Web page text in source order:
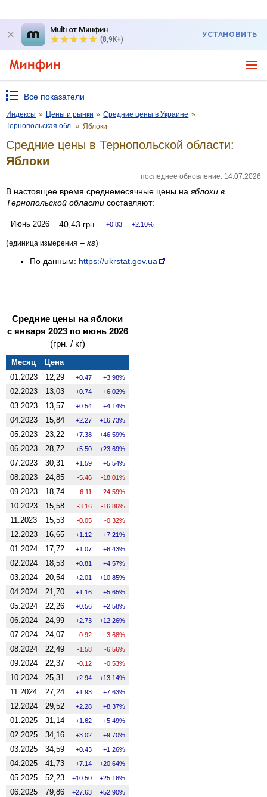
Multi от Минфин
(8,9K+)
УСТАНОВИТЬ
Все показатели
Индексы » Цены и рынки » Средние цены в Украине »
Тернопольская обл. » Яблоки
Средние цены в Тернопольской области:
Яблоки
последнее обновление: 14.07.2026
В настоящее время среднемесячные цены на яблоки в
Тернопольской области составляют:
Июнь 2026 40,43 грн. 0.83 2.10%
(единица измерения – кг)
По данным: https://ukrstat.gov.ua
Средние цены на яблоки
с января 2023 по июнь 2026
(грн. / кг)
Месяц
Цена
01.2023
12,29 0.47 3.98%
02.2023 13,03 0.74 6.02%
03.2023 13,57 0.54 4.14%
04.2023 15,84 2.27 16.73%
05.2023 23,22 7.38 46.59%
06.2023 28,72 5.50 23.69%
07.2023 30,31 1.59 5.54%
08.2023 24,85 -5.46 -18.01%
09.2023 18,74 -6.11 -24.59%
10.2023 15,58 -3.16 -16.86%
11.2023 15,53 -0.05 -0.32%
12.2023 16,65 1.12 7.21%
01.2024 17,72 1.07 6.43%
02.2024 18,53 0.81 4.57%
03.2024 20,54 2.01 10.85%
04.2024 21,70 1.16 5.65%
05.2024 22,26 0.56 2.58%
06.2024 24,99 2.73 12.26%
07.2024 24,07 -0.92 -3.68%
08.2024 22,49 -1.58 -6.56%
09.2024 22,37 -0.12 -0.53%
10.2024 25,31 2.94 13.14%
11.2024 27,24 1.93 7.63%
12.2024 29,52 2.28 8.37%
01.2025 31,14 1.62 5.49%
02.2025 34,16 3.02 9.70%
03.2025 34,59 0.43 1.26%
04.2025 41,73 7.14 20.64%
05.2025 52,23 10.50 25.16%
06.2025 79,86 27.63 52.90%